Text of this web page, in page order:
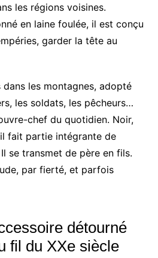
les régions voisines.
en laine foulée, il est conçu
garder la tête au
les montagnes, adopté
les soldats, les pêcheurs…
chef du quotidien. Noir,
fait partie intégrante de
se transmet de père en fils.
par fierté, et parfois
détourné
fil du XXe siècle